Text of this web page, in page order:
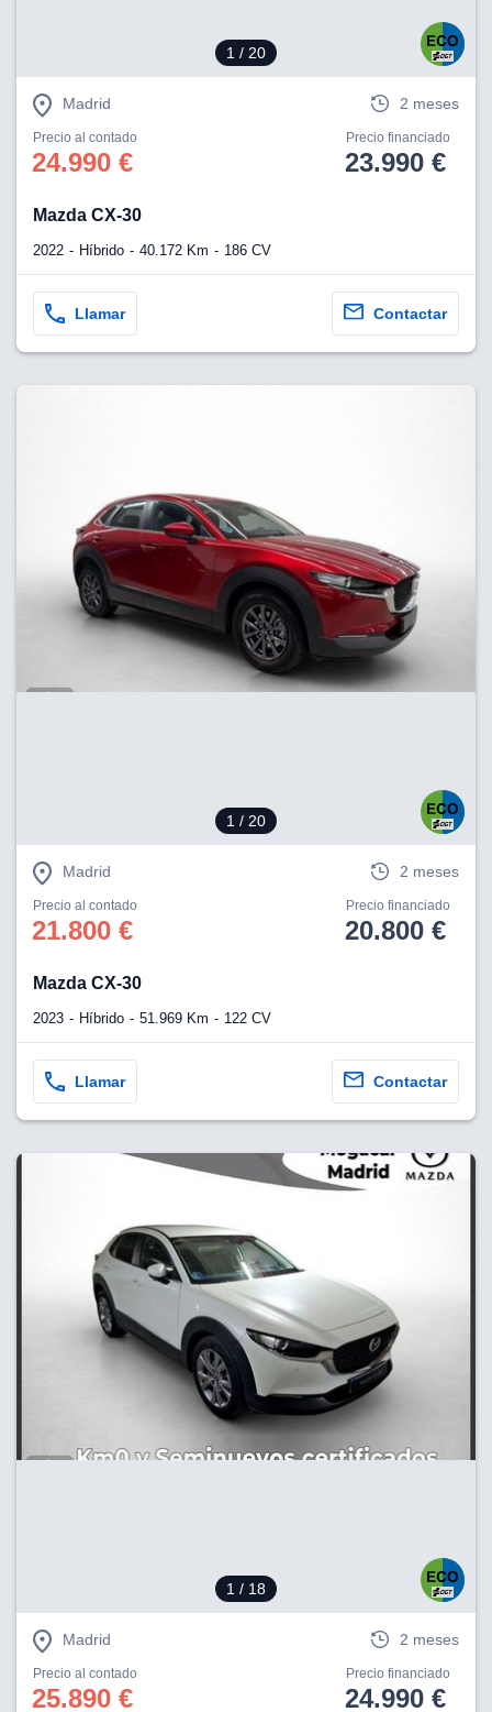
1 / 20
Madrid 2 meses
Precio al contado
24.990 €
Precio financiado
23.990 €
Mazda CX-30
2022 Híbrido 40.172 Km 186 CV
Llamar Contactar
1 / 20
Madrid 2 meses
Precio al contado
21.800 €
Precio financiado
20.800 €
Mazda CX-30
2023 Híbrido 51.969 Km 122 CV
Llamar Contactar
1 / 18
Madrid 2 meses
Precio al contado
25.890 €
Precio financiado
24.990 €